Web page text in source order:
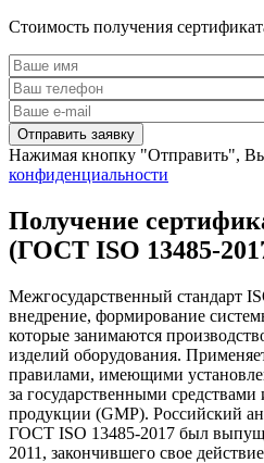
Стоимость получения
Нажимая кнопку "Отправить", Вы
конфиденциальности
Получение
(ГОСТ ISO 13485-
Межгосударственный стандарт
внедрение, формирование
которые занимаются
изделий оборудования.
правилами, имеющими
за государственными
продукции (GMP). Российский
ГОСТ ISO 13485-2017 был
2011, закончившего свое